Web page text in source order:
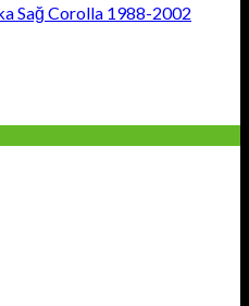
Sağ Corolla 1988-2002